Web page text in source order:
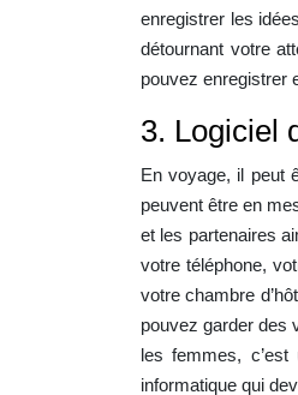
enregistrer les
détournant votre
pouvez enregistrer
3. Logiciel
En voyage, il peut
peuvent être en
et les partenaires
votre téléphone,
votre chambre
pouvez garder des
les femmes,
informatique qui